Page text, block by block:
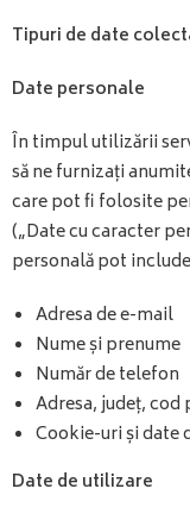
Tipuri de date
Date personale
În timpul utilizării
să ne furnizați
care pot fi folosite
(„Date cu caracter
personală pot
Adresa de e-mail
Nume și prenume
Număr de telefon
Adresa, județ, cod
Cookie-uri și date
Date de utilizare